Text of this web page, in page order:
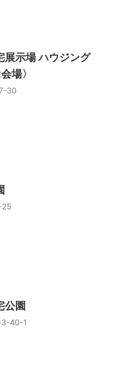
展示場 ハウジング
場〉
30
25
公園
3-40-1